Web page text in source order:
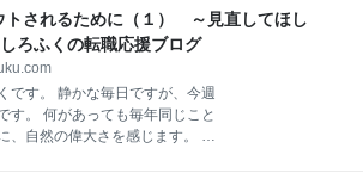
していない沢山の仕事よりも、
です。それはいったい何だった
１．分かりやす
か LinkedInのアカウントを作成
に気を付けて欲しいことですが
なっているか、今一度確認して
ーターは、色々な検索手法で、
書を見ています。 その中で検索
されるために（１） ～見直してほし
ろふくの転職応援ブログ
です。 静かな毎日ですが、今週
す。 何があっても毎年同じこと
、自然の偉大さを感じます。 さ